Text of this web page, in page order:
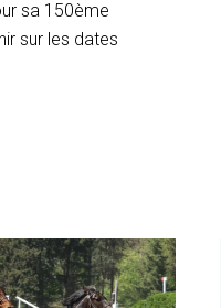
sa 150ème
sur les dates